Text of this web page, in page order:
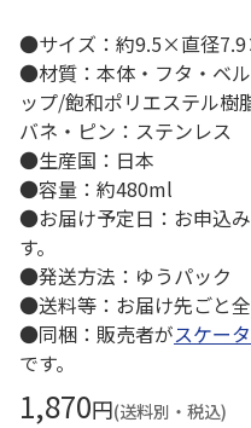
●サイズ：約9.5×直径
●材質：本体・フタ・ベ
ップ/飽和ポリエステル樹
バネ・ピン：ステンレス
●生産国：日本
●容量：約480ml
●お届け予定日：お申込
す。
●発送方法：ゆうパック
●送料等：お届け先ごと
●同梱：販売者がスケー
です。
1,870円(送料別・税込)